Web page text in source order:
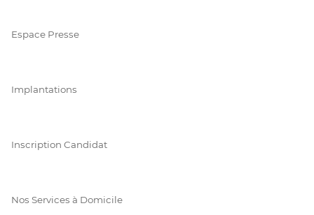
Espace Presse
Implantations
Inscription Candidat
Nos Services à Domicile